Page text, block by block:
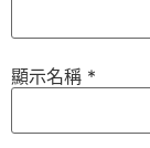
顯示名稱 *